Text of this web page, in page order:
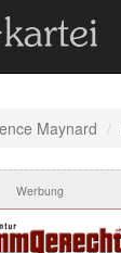
Maynard
Werbung